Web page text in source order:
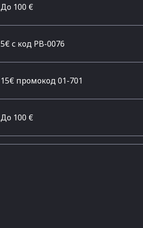
Дo 100 €
5€ с код PB-0076
15€ промокод 01-701
До 100 €